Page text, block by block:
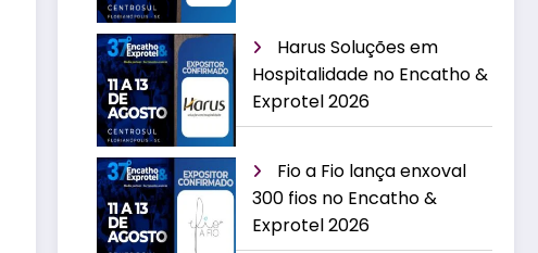
Harus Soluções em
Hospitalidade no Encatho &
Exprotel 2026
Fio a Fio lança enxoval
300 fios no Encatho &
Exprotel 2026